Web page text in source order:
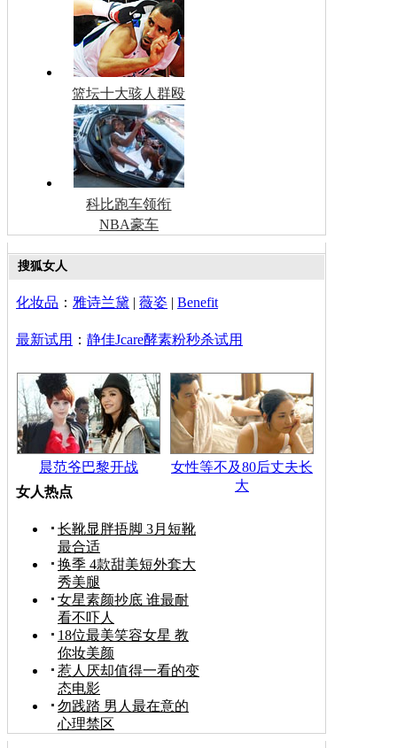
篮坛十大骇人群殴
科比跑车领衔
NBA豪车
搜狐女人
化妆品 ： 雅诗兰黛 | 薇姿 | Benefit
最新试用 ： 静佳Jcare酵素粉秒杀试用
晨范爷巴黎开战
女性等不及80后丈夫长
大
女人热点
长靴显胖捂脚 3月短靴
最合适
换季 4款甜美短外套大
秀美腿
女星素颜抄底 谁最耐
看不吓人
18位最美笑容女星 教
你妆美颜
惹人厌却值得一看的变
态电影
勿践踏 男人最在意的
心理禁区